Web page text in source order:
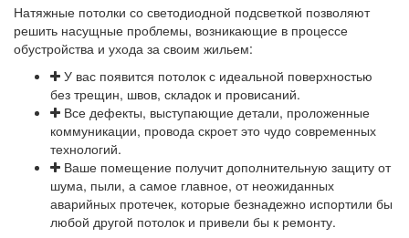
Натяжные потолки со светодиодной подсветкой позволяют
решить насущные проблемы, возникающие в процессе
обустройства и ухода за своим жильем:
У вас появится потолок с идеальной поверхностью
без трещин, швов, складок и провисаний.
Все дефекты, выступающие детали, проложенные
коммуникации, провода скроет это чудо современных
технологий.
Ваше помещение получит дополнительную защиту от
шума, пыли, а самое главное, от неожиданных
аварийных протечек, которые безнадежно испортили бы
любой другой потолок и привели бы к ремонту.